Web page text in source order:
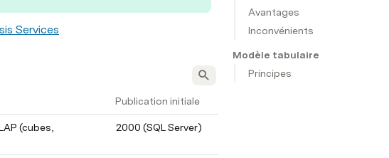
Services
Publication initiale
(cubes,
2000 (SQL Server)
Avantages
Inconvénients
Modèle tabulaire
Principes